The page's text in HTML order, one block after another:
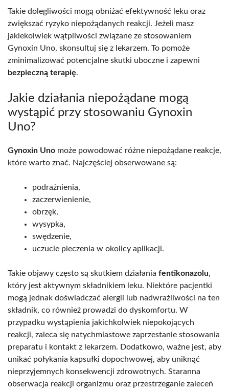
Takie dolegliwości mogą obniżać efektywność leku oraz
zwiększać ryzyko niepożądanych reakcji. Jeżeli masz
jakiekolwiek wątpliwości związane ze stosowaniem
Gynoxin Uno, skonsultuj się z lekarzem. To pomoże
zminimalizować potencjalne skutki uboczne i zapewni
bezpieczną terapię.
Jakie działania niepożądane mogą
wystąpić przy stosowaniu Gynoxin
Uno?
Gynoxin Uno może powodować różne niepożądane reakcje,
które warto znać. Najczęściej obserwowane są:
podrażnienia,
zaczerwienienie,
obrzęk,
wysypka,
swędzenie,
uczucie pieczenia w okolicy aplikacji.
Takie objawy często są skutkiem działania fentikonazolu,
który jest aktywnym składnikiem leku. Niektóre pacjentki
mogą jednak doświadczać alergii lub nadwrażliwości na ten
składnik, co również prowadzi do dyskomfortu. W
przypadku wystąpienia jakichkolwiek niepokojących
reakcji, zaleca się natychmiastowe zaprzestanie stosowania
preparatu i kontakt z lekarzem. Dodatkowo, ważne jest, aby
unikać połykania kapsułki dopochwowej, aby uniknąć
nieprzyjemnych konsekwencji zdrowotnych. Staranna
obserwacja reakcji organizmu oraz przestrzeganie zaleceń